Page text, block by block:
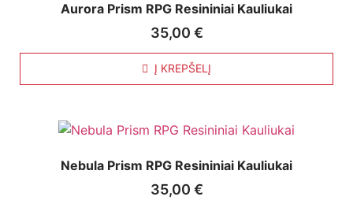
Aurora Prism RPG Resininiai Kauliukai
35,00 €
Į KREPŠELĮ
Nebula Prism RPG Resininiai Kauliukai
35,00 €